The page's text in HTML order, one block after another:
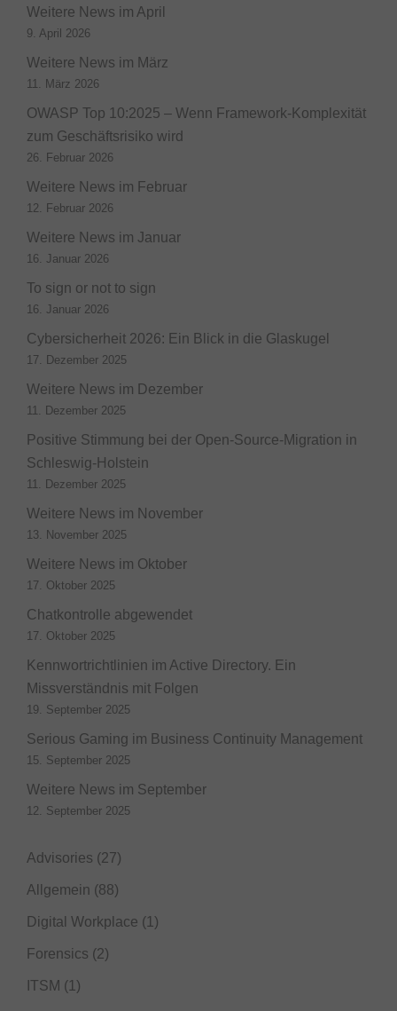
Weitere News im April
9. April 2026
Weitere News im März
11. März 2026
OWASP Top 10:2025 – Wenn Framework-Komplexität
zum Geschäftsrisiko wird
26. Februar 2026
Weitere News im Februar
12. Februar 2026
Weitere News im Januar
16. Januar 2026
To sign or not to sign
16. Januar 2026
Cybersicherheit 2026: Ein Blick in die Glaskugel
17. Dezember 2025
Weitere News im Dezember
11. Dezember 2025
Positive Stimmung bei der Open-Source-Migration in
Schleswig-Holstein
11. Dezember 2025
Weitere News im November
13. November 2025
Weitere News im Oktober
17. Oktober 2025
Chatkontrolle abgewendet
17. Oktober 2025
Kennwortrichtlinien im Active Directory. Ein
Missverständnis mit Folgen
19. September 2025
Serious Gaming im Business Continuity Management
15. September 2025
Weitere News im September
12. September 2025
Advisories (27)
Allgemein (88)
Digital Workplace (1)
Forensics (2)
ITSM (1)